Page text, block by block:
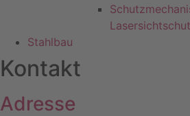
Stahlbau
Kontakt
Adresse